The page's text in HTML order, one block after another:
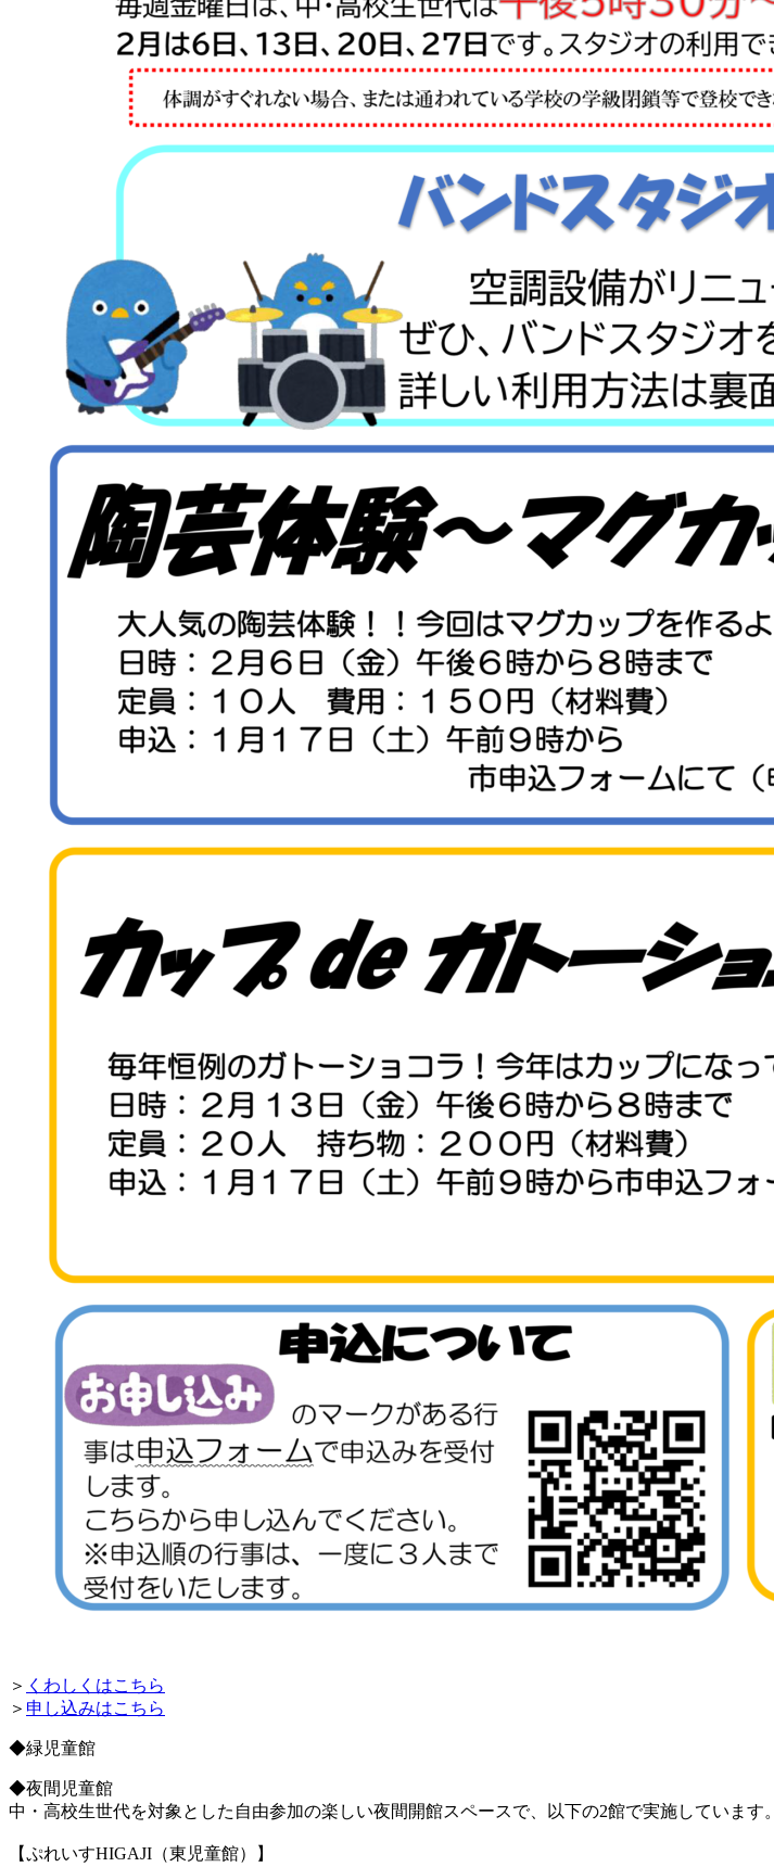
＞ くわしくはこちら
＞ 申し込みはこちら
◆緑児童館
◆夜間児童館
中・高校生世代を対象とした自由参加の楽しい夜間開館スペースで、以下の2館で実施しています。
【ぷれいすHIGAJI（東児童館）】